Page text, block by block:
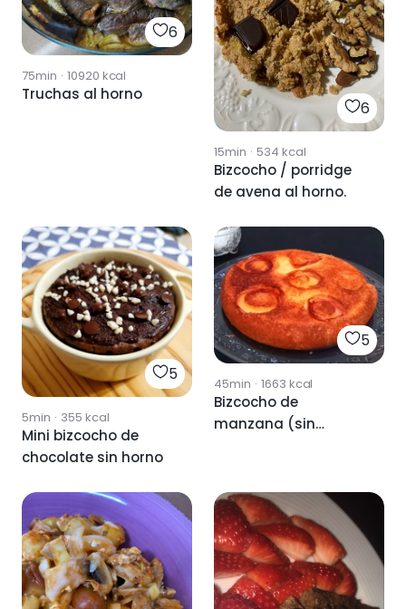
6
75min · 10920 kcal
Truchas al horno
6
15min · 534 kcal
Bizcocho / porridge
de avena al horno.
5
5min · 355 kcal
Mini bizcocho de
chocolate sin horno
5
45min · 1663 kcal
Bizcocho de
manzana (sin